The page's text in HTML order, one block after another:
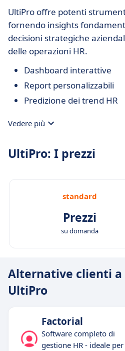
UltiPro offre potenti
fornendo insights
decisioni strategiche
delle operazioni HR.
Dashboard interattive
Report personalizzabili
Predizione dei trend HR
Vedere più
UltiPro: I prezzi
standard
Prezzi
su domanda
Alternative clienti a
UltiPro
Factorial
Software completo di
gestione HR - ideale